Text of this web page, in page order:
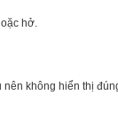
hở.
không hiển thị